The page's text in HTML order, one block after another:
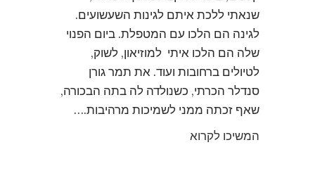
שנאתי ללכת איתם לגינות השעשועים.
לגינה הם הלכו עם המטפלת. ביום הפנוי
שלה הם הלכו איתי למוזיאון, לשוק,
לטיולים ברחובות ועוד. את תמר גורן
סנדלר הכרתי, כשנולדה לה בתה הבכורה,
שאף זכתה ממני לשמיכות מרהיבות.…
המשיכו לקרוא